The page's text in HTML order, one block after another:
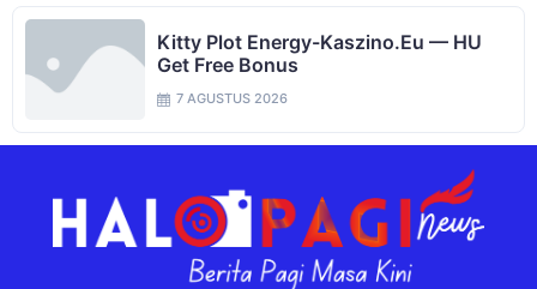
Kitty Plot Energy-Kaszino.eu — HU
Get Free Bonus
7 AGUSTUS 2026